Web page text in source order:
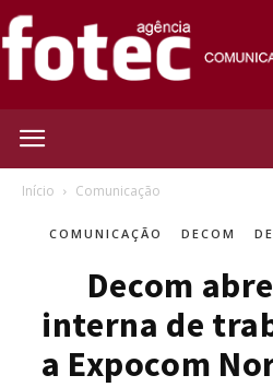
Início Comunicação
COMUNICAÇÃO DECOM
Decom
interna de
a Expocom